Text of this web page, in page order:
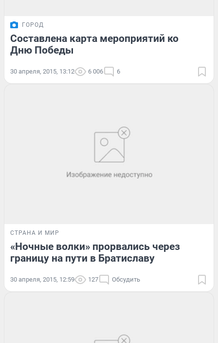
ГОРОД
Составлена карта мероприятий ко
Дню Победы
30 апреля, 2015, 13:12 6 006 6
СТРАНА И МИР
«Ночные волки» прорвались через
границу на пути в Братиславу
30 апреля, 2015, 12:59 127 Обсудить